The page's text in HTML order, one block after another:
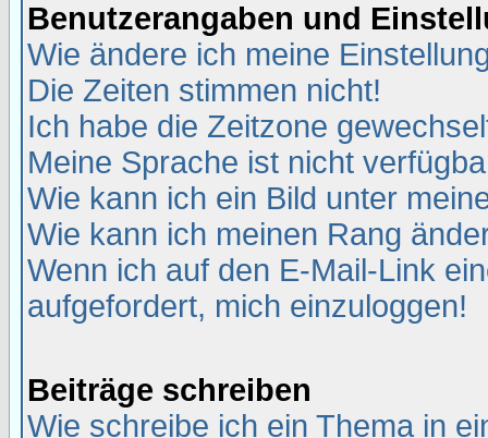
Benutzerangaben und
Wie ändere ich meine
Die Zeiten stimmen nicht!
Ich habe die Zeitzone
Meine Sprache ist nicht
Wie kann ich ein Bild unter
Wie kann ich meinen Rang
Wenn ich auf den E-Mail-Link
aufgefordert, mich einzuloggen!
Beiträge schreiben
Wie schreibe ich ein Thema in